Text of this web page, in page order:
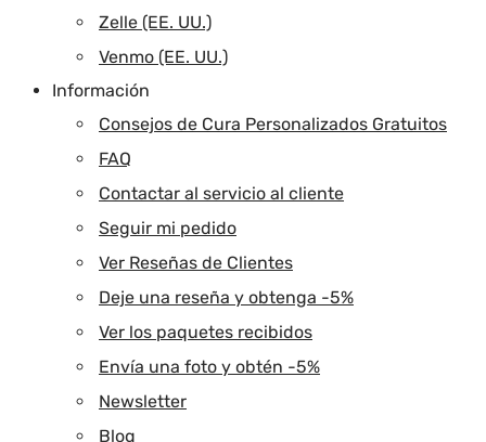
Zelle (EE. UU.)
Venmo (EE. UU.)
Información
Consejos de Cura Personalizados Gratuitos
FAQ
Contactar al servicio al cliente
Seguir mi pedido
Ver Reseñas de Clientes
Deje una reseña y obtenga -5%
Ver los paquetes recibidos
Envía una foto y obtén -5%
Newsletter
Blog